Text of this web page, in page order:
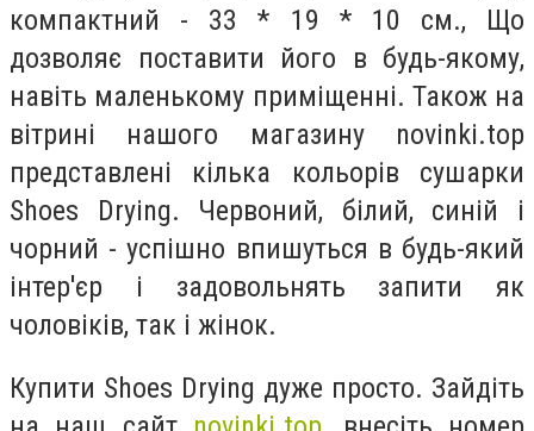
компактний - 33 * 19 * 10 см., Що
дозволяє поставити його в будь-якому,
навіть маленькому приміщенні. Також на
вітрині нашого магазину novinki.top
представлені кілька кольорів сушарки
Shoes Drying. Червоний, білий, синій і
чорний - успішно впишуться в будь-який
інтер'єр і задовольнять запити як
чоловіків, так і жінок.
Купити Shoes Drying дуже просто. Зайдіть